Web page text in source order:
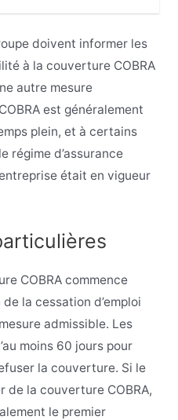
doivent informer les
à la couverture COBRA
autre mesure
est généralement
plein, et à certains
régime d’assurance
était en vigueur
COBRA commence
la cessation d’emploi
admissible. Les
moins 60 jours pour
la couverture. Si le
la couverture COBRA,
le premier